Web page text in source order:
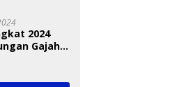
2024
Gajah